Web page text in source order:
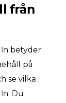
från
betyder
på
se vilka
Du